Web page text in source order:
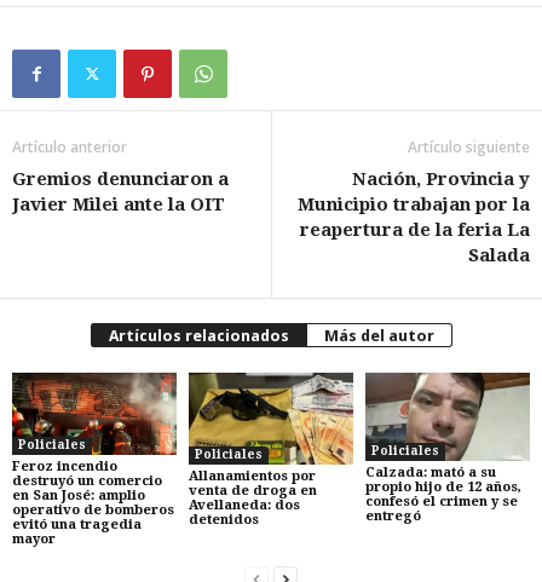
Artículo anterior
Gremios denunciaron a
Javier Milei ante la OIT
Artículo siguiente
Nación, Provincia y
Municipio trabajan por la
reapertura de la feria La
Salada
Artículos relacionados Más del autor
Policiales
Feroz incendio
destruyó un comercio
en San José: amplio
operativo de bomberos
evitó una tragedia
mayor
Policiales
Allanamientos por
venta de droga en
Avellaneda: dos
detenidos
Policiales
Calzada: mató a su
propio hijo de 12 años,
confesó el crimen y se
entregó